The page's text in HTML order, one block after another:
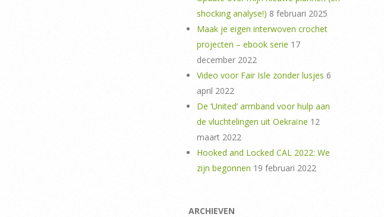
shocking analyse!) 8 februari 2025
Maak je eigen interwoven crochet
projecten – ebook serie 17
december 2022
Video voor Fair Isle zonder lusjes 6
april 2022
De ‘United’ armband voor hulp aan
de vluchtelingen uit Oekraïne 12
maart 2022
Hooked and Locked CAL 2022: We
zijn begonnen 19 februari 2022
ARCHIEVEN